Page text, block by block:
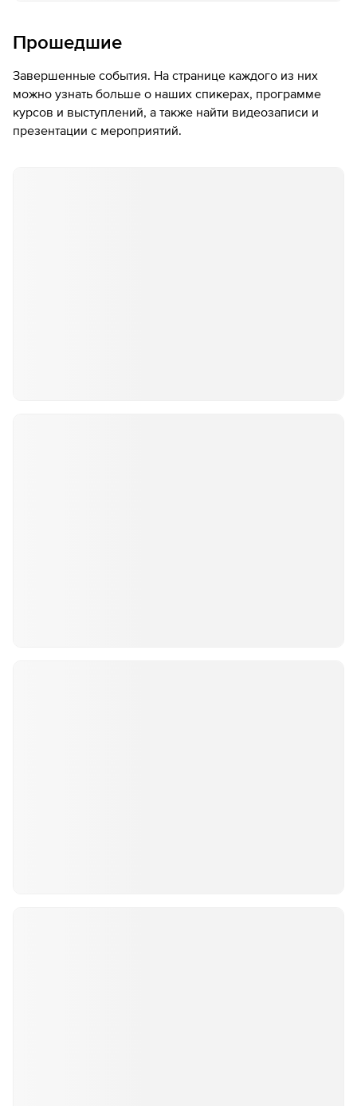
Прошедшие
Завершенные события. На странице каждого из них
можно узнать больше о наших спикерах, программе
курсов и выступлений, а также найти видеозаписи и
презентации с мероприятий.